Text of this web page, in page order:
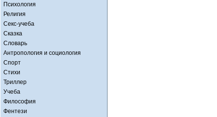
Психология
Религия
Секс-учеба
Сказка
Словарь
Антропология и социология
Спорт
Стихи
Триллер
Учеба
Философия
Фентези